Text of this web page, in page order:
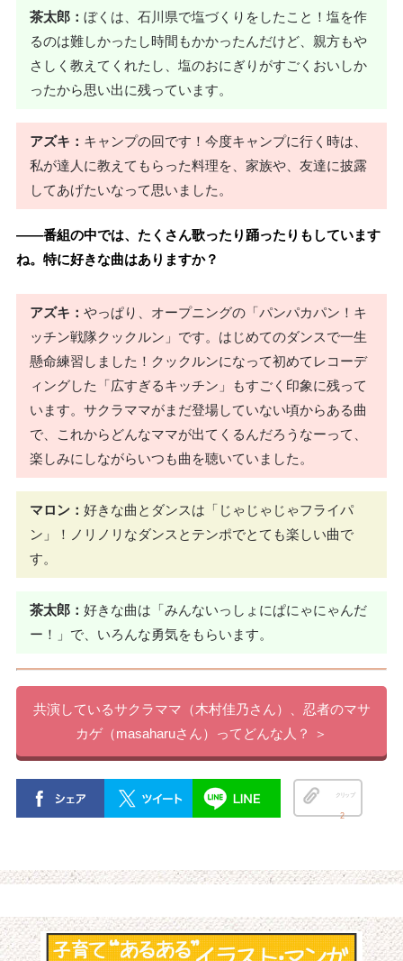
茶太郎： ぼくは、石川県で塩づくりをしたこと！塩を作
るのは難しかったし時間もかかったんだけど、親方もや
さしく教えてくれたし、塩のおにぎりがすごくおいしか
ったから思い出に残っています。
アズキ： キャンプの回です！今度キャンプに行く時は、
私が達人に教えてもらった料理を、家族や、友達に披露
してあげたいなって思いました。
――番組の中では、たくさん歌ったり踊ったりもしています
ね。特に好きな曲はありますか？
アズキ： やっぱり、オープニングの「パンパカパン！キ
ッチン戦隊クックルン」です。はじめてのダンスで一生
懸命練習しました！クックルンになって初めてレコーデ
ィングした「広すぎるキッチン」もすごく印象に残って
います。サクラママがまだ登場していない頃からある曲
で、これからどんなママが出てくるんだろうなーって、
楽しみにしながらいつも曲を聴いていました。
マロン： 好きな曲とダンスは「じゃじゃじゃフライパ
ン」！ノリノリなダンスとテンポでとても楽しい曲で
す。
茶太郎： 好きな曲は「みんないっしょにぱにゃにゃんだ
ー！」で、いろんな勇気をもらいます。
共演しているサクラママ（木村佳乃さん）、忍者のマサ
カゲ（masaharuさん）ってどんな人？ ＞
クリップ
2